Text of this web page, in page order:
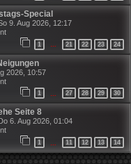
Special
9. Aug 2026, 12:17
1 … 21 22 23 24
2026, 10:57
1 27 28 29 30
Seite 8
Do 6. Aug 2026, 01:04
1 11 12 13 14